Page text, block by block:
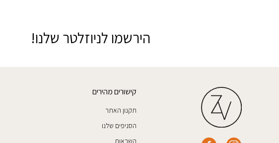
הירשמו לניוזלטר שלנו!
קישורים מהירים
תקנון האתר
הסניפים שלנו
השראות